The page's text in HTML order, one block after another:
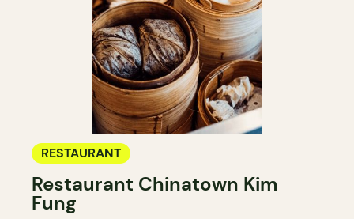
RESTAURANT
Restaurant Chinatown Kim
Fung